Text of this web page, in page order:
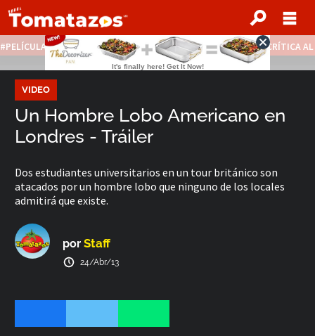
PELÍCULAS STREAMING GRATIS NOTICIAS DESTACADAS CRÍTICA
VIDEO
Un Hombre Lobo Americano en
Londres - Tráiler
Dos estudiantes universitarios en un tour británico son
atacados por un hombre lobo que ninguno de los locales
admitirá que existe.
por Staff
24/Abr/13